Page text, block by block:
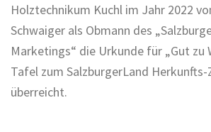
Holztechnikum Kuchl im Jahr 2022
Schwaiger als Obmann des
Marketings“ die Urkunde für „Gut zu
Tafel zum SalzburgerLand
überreicht.